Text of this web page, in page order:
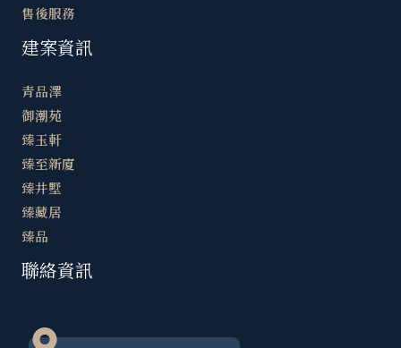
售後服務
建案資訊
青品澤
御潮苑
臻玉軒
臻至新廈
臻井墅
臻藏居
臻品
聯絡資訊